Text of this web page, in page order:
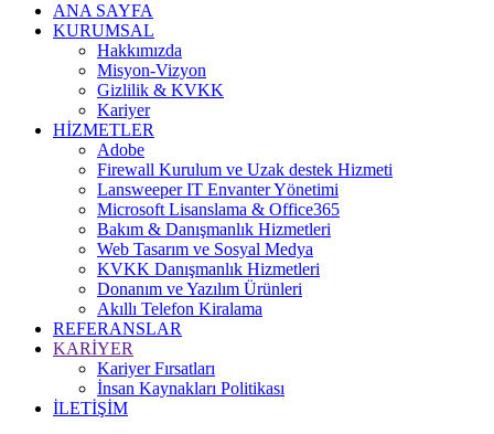
ANA SAYFA
KURUMSAL
Hakkımızda
Misyon-Vizyon
Gizlilik & KVKK
Kariyer
HİZMETLER
Adobe
Firewall Kurulum ve Uzak destek Hizmeti
Lansweeper IT Envanter Yönetimi
Microsoft Lisanslama & Office365
Bakım & Danışmanlık Hizmetleri
Web Tasarım ve Sosyal Medya
KVKK Danışmanlık Hizmetleri
Donanım ve Yazılım Ürünleri
Akıllı Telefon Kiralama
REFERANSLAR
KARİYER
Kariyer Fırsatları
İnsan Kaynakları Politikası
İLETİŞİM